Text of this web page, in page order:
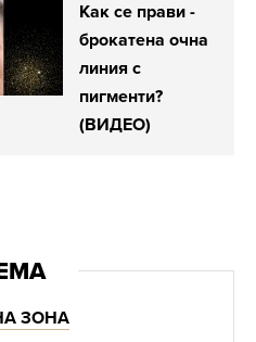
Как се прави -
брокатена очна
линия с
пигменти?
(ВИДЕО)
ЗОНА